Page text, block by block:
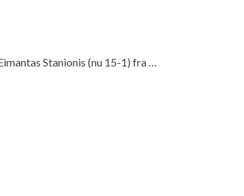
Stanionis (nu 15-1) fra …